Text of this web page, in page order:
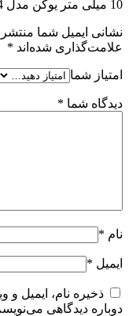
10 میلی متر یوکن مدل U1474”
نشانی ایمیل شما
علامت‌گذاری شده‌اند *
امتیاز شما
دیدگاه شما *
نام *
ایمیل *
ذخیره نام، ایمیل
دوباره دیدگاهی